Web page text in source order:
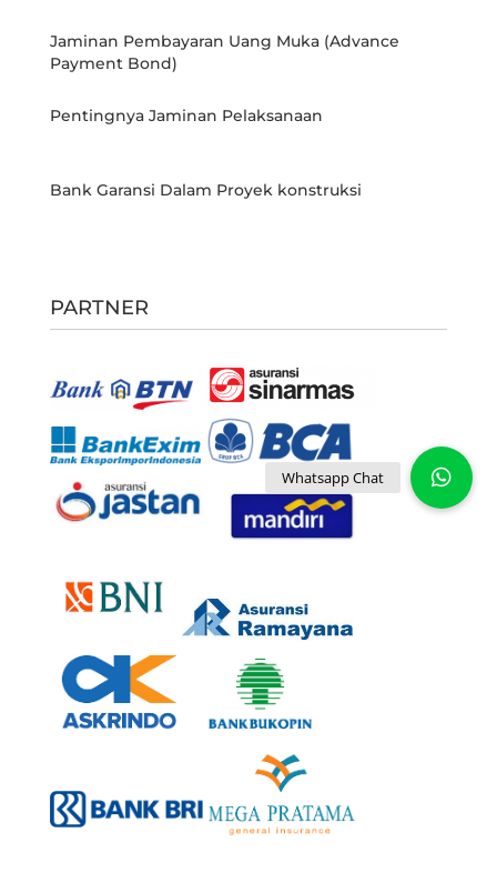
Jaminan Pembayaran Uang Muka (Advance
Payment Bond)
Pentingnya Jaminan Pelaksanaan
Bank Garansi Dalam Proyek konstruksi
PARTNER